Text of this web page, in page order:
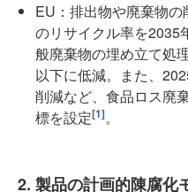
EU：排出物や廃棄物
のリサイクル率を2035
般廃棄物の埋め立て処
以下に低減。また、
削減など、食品ロス廃
標を設定[1]。
2. 製品の計画的陳腐化